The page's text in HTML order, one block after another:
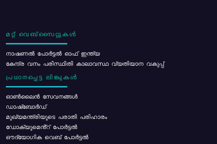
മറ്റ് വെബ്സൈറ്റുകൾ
നാഷണൽ പോർട്ടൽ ഓഫ് ഇന്ത്യ
കേന്ദ്ര വനം പരിസ്ഥിതി കാലാവസ്ഥ വ്യതിയാന വകുപ്പ്
പ്രധാനപ്പെട്ട ലിങ്കുകൾ
ഓൺലൈൻ സേവനങ്ങൾ
ഡാഷ്ബോർഡ്
മുഖ്യമന്ത്രിയുടെ പരാതി പരിഹാരം
ഡോക്യുമെൻ്റ് പോർട്ടൽ
ഔദ്യോഗിക വെബ് പോർട്ടൽ